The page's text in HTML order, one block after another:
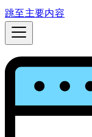
跳至主要内容